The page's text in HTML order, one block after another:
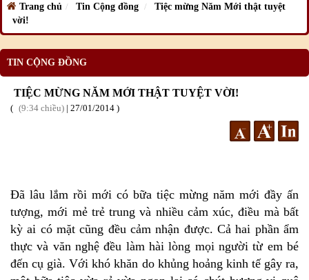
Trang chủ Tin Cộng đồng
Tiệc mừng Năm Mới thật tuyệt
vời!
TIN CỘNG ĐỒNG
TIỆC MỪNG NĂM MỚI THẬT TUYỆT VỜI!
9:34 chiều | 27/01 /2014
Đã lâu lắm rồi mới có bữa tiệc mừng năm mới đầy ấn
tượng, mới mẻ trẻ trung và nhiều cảm xúc, điều mà bất
kỳ ai có mặt cũng đều cảm nhận được. Cả hai phần ẩm
thực và văn nghệ đều làm hài lòng mọi người từ em bé
đến cụ già. Với khó khăn do khủng hoảng kinh tế gây ra,